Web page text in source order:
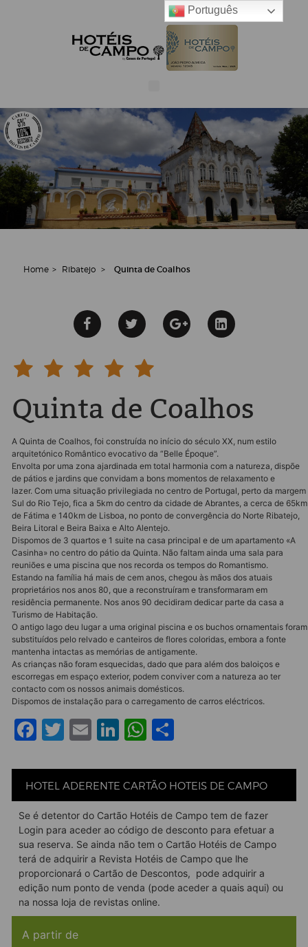
Home > Ribatejo > Quinta de Coalhos
Quinta de Coalhos
A Quinta de Coalhos, foi construída no início do século XX, num estilo
arquitetónico Romântico evocativo da “Belle Époque”.
Envolta por uma zona ajardinada em total harmonia com a natureza, dispõe
de pátios e jardins que convidam a bons momentos de relaxamento e
lazer. Com uma situação privilegiada no centro de Portugal, perto da margem
Sul do Rio Tejo, fica a 5km do centro da cidade de Abrantes, a cerca de 65km
de Fátima e 140km de Lisboa, no ponto de convergência do Norte Ribatejo,
Beira Litoral e Beira Baixa e Alto Alentejo.
Dispomos de 3 quartos e 1 suite na casa principal e de um apartamento «A
Casinha» no centro do pátio da Quinta. Não faltam ainda uma sala para
reuniões e uma piscina que nos recorda os tempos do Romantismo.
Estando na família há mais de cem anos, chegou às mãos dos atuais
proprietários nos anos 80, que a reconstruíram e transformaram em
residência permanente. Nos anos 90 decidiram dedicar parte da casa a
Turismo de Habitação.
O antigo lago deu lugar a uma original piscina e os buchos ornamentais foram
substituídos pelo relvado e canteiros de flores coloridas, embora a fonte
mantenha intactas as memórias de antigamente.
As crianças não foram esquecidas, dado que para além dos baloiços e
escorregas em espaço exterior, podem conviver com a natureza ao ter
contacto com os nossos animais domésticos.
Dispomos de instalação para o carregamento de carros eléctricos.
Facebook
Twitter
EmailLinkedIn
WhatsApp
HOTEL ADERENTE CARTÃO HOTEIS DE CAMPO
Se é detentor do Cartão Hotéis de Campo tem de fazer
Login para aceder ao código de desconto para efetuar a
sua reserva. Se ainda não tem o Cartão Hotéis de Campo
terá de adquirir a Revista Hotéis de Campo que lhe
proporcionará o Cartão de Descontos, pode adquirir a
edição num ponto de venda (pode aceder a quaisaqui) ou
na nossa loja de revistas online.
A partir de
Português